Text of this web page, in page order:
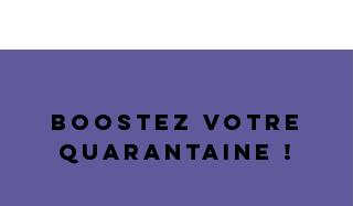
BOOSTEZ VOTRE
QUARANTAINE !